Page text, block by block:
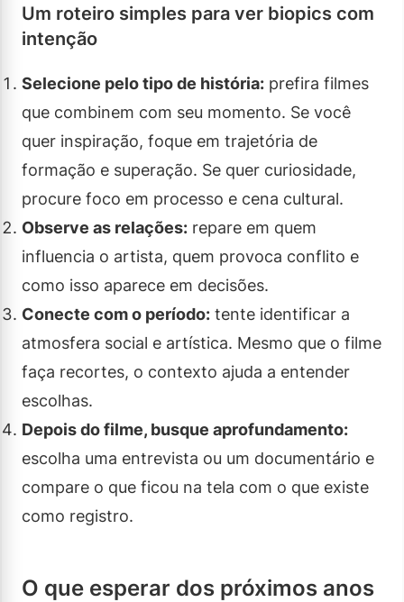
Um roteiro simples para ver biopics com
intenção
Selecione pelo tipo de história: prefira filmes
que combinem com seu momento. Se você
quer inspiração, foque em trajetória de
formação e superação. Se quer curiosidade,
procure foco em processo e cena cultural.
Observe as relações: repare em quem
influencia o artista, quem provoca conflito e
como isso aparece em decisões.
Conecte com o período: tente identificar a
atmosfera social e artística. Mesmo que o filme
faça recortes, o contexto ajuda a entender
escolhas.
Depois do filme, busque aprofundamento:
escolha uma entrevista ou um documentário e
compare o que ficou na tela com o que existe
como registro.
O que esperar dos próximos anos